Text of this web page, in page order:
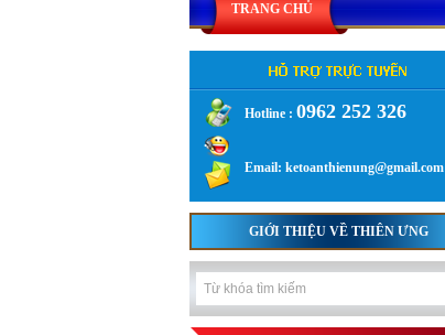
TRANG CHỦ
Hotline : 0962 252 326
.
Email: ketoanthienung@gmail.com
GIỚI THIỆU VỀ THIÊN ƯNG